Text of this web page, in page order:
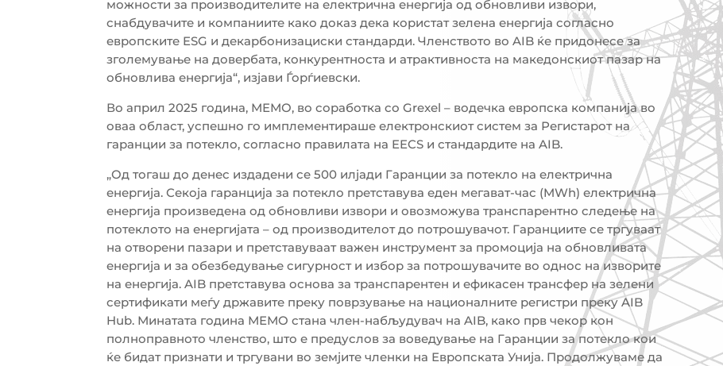
можности за производителите на електрична енергија од обновливи извори,
снабдувачите и компаниите како доказ дека користат зелена енергија согласно
европските ESG и декарбонизациски стандарди. Членството во AIB ќе придонесе за
зголемување на довербата, конкурентноста и атрактивноста на македонскиот пазар на
обновлива енергија“, изјави Ѓорѓиевски.
Во април 2025 година, МЕМО, во соработка со Grexel – водечка европска компанија во
оваа област, успешно го имплементираше електронскиот систем за Регистарот на
гаранции за потекло, согласно правилата на EECS и стандардите на AIB.
„Од тогаш до денес издадени се 500 илјади Гаранции за потекло на електрична
енергија. Секоја гаранција за потекло претставува еден мегават-час (MWh) електрична
енергија произведена од обновливи извори и овозможува транспарентно следење на
потеклото на енергијата – од производителот до потрошувачот. Гаранциите се тргуваат
на отворени пазари и претставуваат важен инструмент за промоција на обновливата
енергија и за обезбедување сигурност и избор за потрошувачите во однос на изворите
на енергија. AIB претставува основа за транспарентен и ефикасен трансфер на зелени
сертификати меѓу државите преку поврзување на националните регистри преку AIB
Hub. Минатата година МЕМО стана член-набљудувач на AIB, како прв чекор кон
полноправното членство, што е предуслов за воведување на Гаранции за потекло кои
ќе бидат признати и тргувани во земјите членки на Европската Унија. Продолжуваме да